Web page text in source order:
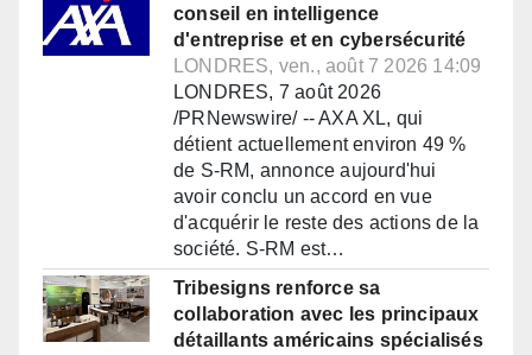
conseil en intelligence
d'entreprise et en cybersécurité
LONDRES, ven., août 7 2026 14:09
LONDRES, 7 août 2026
/PRNewswire/ -- AXA XL, qui
détient actuellement environ 49 %
de S-RM, annonce aujourd'hui
avoir conclu un accord en vue
d'acquérir le reste des actions de la
société. S-RM est…
Tribesigns renforce sa
collaboration avec les principaux
détaillants américains spécialisés